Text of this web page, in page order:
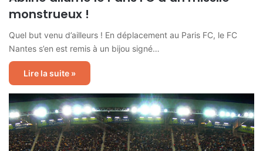
monstrueux !
Quel but venu d’ailleurs ! En déplacement au Paris FC, le FC
Nantes s’en est remis à un bijou signé…
Lire la suite »